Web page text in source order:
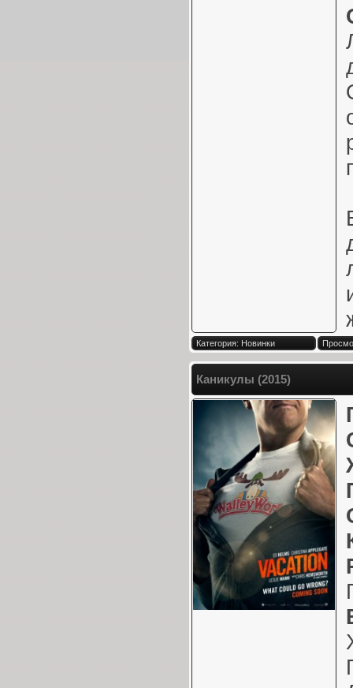
Категория: Новинки
Каникулы (2015)